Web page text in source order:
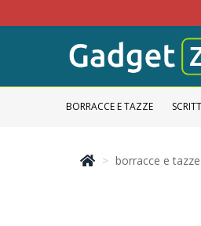
BORRACCE E TAZZE
borracce e tazze